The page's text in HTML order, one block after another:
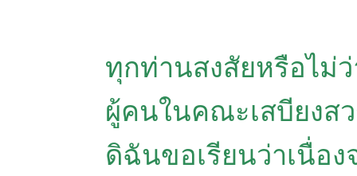
ทุกท่านสงสัยหรือไม่
ผู้คนในคณะเสบียงส
ดิฉันขอเรียนว่าเนื่อ